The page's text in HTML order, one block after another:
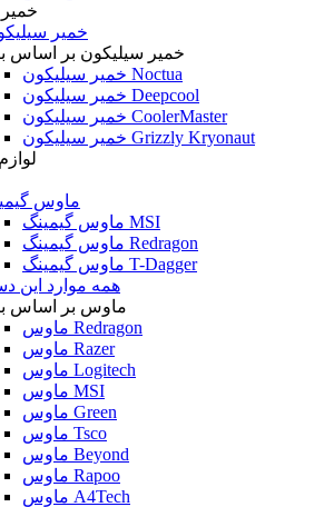
خمیر
خمیر سیلیکون بر اساس
خمیر سیلیکون Noctua
خمیر سیلیکون Deepcool
خمیر سیلیکون CoolerMaster
خمیر سیلیکون Grizzly Kryonaut
ماوس
ماوس گیمینگ MSI
ماوس گیمینگ Redragon
ماوس گیمینگ T-Dagger
همه موارد این
ماوس بر اساس
ماوس Redragon
ماوس Razer
ماوس Logitech
ماوس MSI
ماوس Green
ماوس Tsco
ماوس Beyond
ماوس Rapoo
ماوس A4Tech